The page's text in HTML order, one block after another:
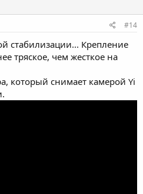
#14
стабилизации... Крепление
тряское, чем жесткое на
который снимает камерой Yi